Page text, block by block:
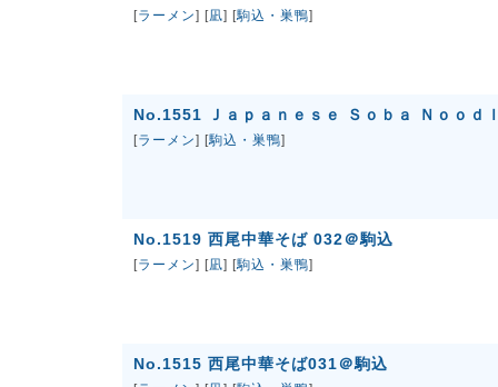
[ラーメン] [凪] [駒込・巣鴨]
No.1551 Ｊａｐａｎｅｓｅ Ｓｏｂａ Ｎｏｏｄ
[ラーメン] [駒込・巣鴨]
No.1519 西尾中華そば 032＠駒込
[ラーメン] [凪] [駒込・巣鴨]
No.1515 西尾中華そば031＠駒込